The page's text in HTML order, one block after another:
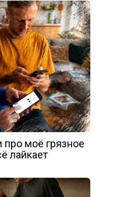
про моё грязное
лайкает